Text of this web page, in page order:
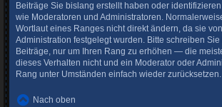
Beiträge Sie bislang erstellt haben oder
wie Moderatoren und Administratoren.
Wortlaut eines Ranges nicht direkt ändern, da sie
Administration festgelegt wurden. Bitte schreiben
Beiträge, nur um Ihren Rang zu erhöhen — die
dieses Verhalten nicht und ein Moderator oder
Rang unter Umständen einfach wieder zurücksetzen.
Nach oben